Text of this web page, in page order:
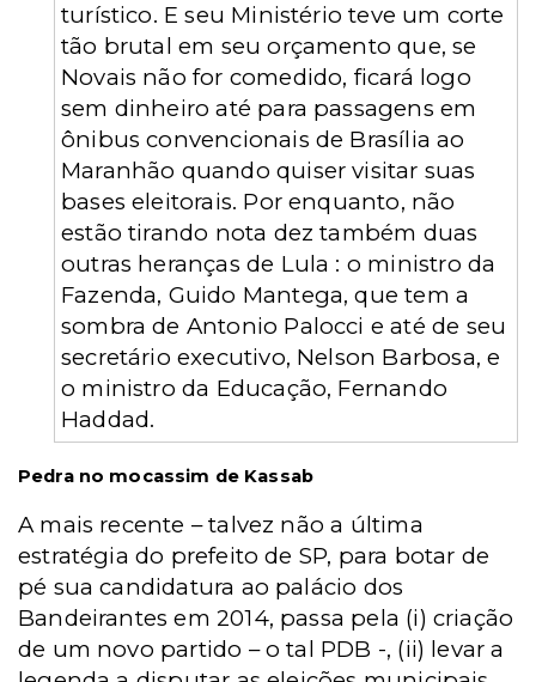
turístico. E seu Ministério teve um corte
tão brutal em seu orçamento que, se
Novais não for comedido, ficará logo
sem dinheiro até para passagens em
ônibus convencionais de Brasília ao
Maranhão quando quiser visitar suas
bases eleitorais. Por enquanto, não
estão tirando nota dez também duas
outras heranças de Lula : o ministro da
Fazenda, Guido Mantega, que tem a
sombra de Antonio Palocci e até de seu
secretário executivo, Nelson Barbosa, e
o ministro da Educação, Fernando
Haddad.
Pedra no mocassim de Kassab
A mais recente – talvez não a última
estratégia do prefeito de SP, para botar de
pé sua candidatura ao palácio dos
Bandeirantes em 2014, passa pela (i) criação
de um novo partido – o tal PDB -, (ii) levar a